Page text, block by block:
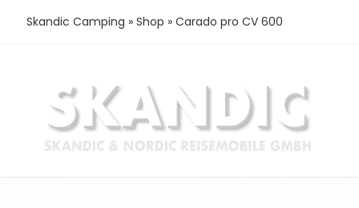
Skandic Camping » Shop » Carado pro CV 600